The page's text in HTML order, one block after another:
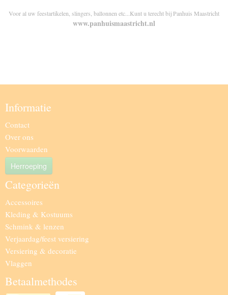
Voor al uw feestartikelen, slingers, ballonnen etc...Kunt u terecht bij Panhuis Maastricht
www.panhuismaastricht.nl
Informatie
Contact
Over ons
Voorwaarden
Herroeping
Categorieën
Accessoires
Kleding & Kostuums
Schmink & lenzen
Verjaardag/feest versiering
Versiering & decoratie
Vlaggen
Betaalmethodes